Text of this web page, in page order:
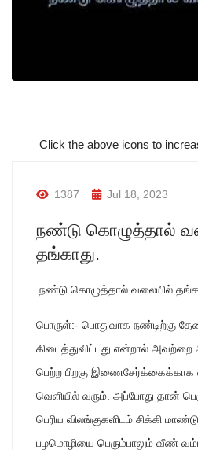
Click the above icons to
1387 Jul 18, 2023
நண்டு கொழுத்தால்
தங்காது.
நண்டு கொழுத்தால் வலையில்
பொருள்:- பொதுவாக நண்டிற்கு
கிடைத்துவிட்டது என்றால் அவற்றை
பெற்ற பிறகு இணைசேர்க்கைக்காக
வெளியில் வரும். அப்போது தான்
பெரிய விலங்குகளிடம் சிக்கி
பழமொழியை பெரும்பாலும் வீண்